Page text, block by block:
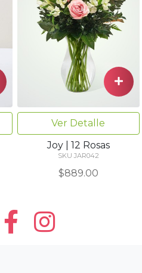
Ver Detalle
Joy | 12 Rosas
SKU JAR042
$889.00